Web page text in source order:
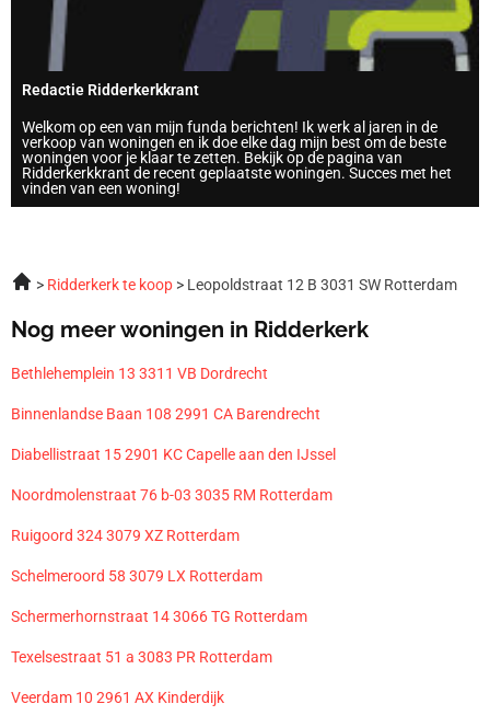
Redactie Ridderkerkkrant
Welkom op een van mijn funda berichten! Ik werk al jaren in de
verkoop van woningen en ik doe elke dag mijn best om de beste
woningen voor je klaar te zetten. Bekijk op de pagina van
Ridderkerkkrant de recent geplaatste woningen. Succes met het
vinden van een woning!
Ridderkerk te koop Leopoldstraat 12 B 3031 SW Rotterdam
Nog meer woningen in Ridderkerk
Bethlehemplein 13 3311 VB Dordrecht
Binnenlandse Baan 108 2991 CA Barendrecht
Diabellistraat 15 2901 KC Capelle aan den IJssel
Noordmolenstraat 76 b-03 3035 RM Rotterdam
Ruigoord 324 3079 XZ Rotterdam
Schelmeroord 58 3079 LX Rotterdam
Schermerhornstraat 14 3066 TG Rotterdam
Texelsestraat 51 a 3083 PR Rotterdam
Veerdam 10 2961 AX Kinderdijk